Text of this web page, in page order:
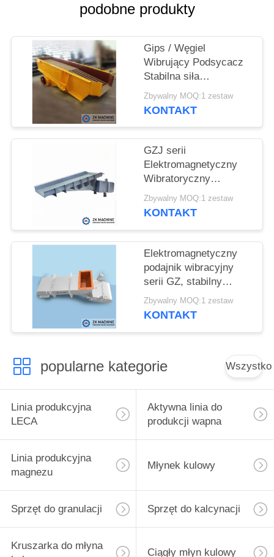
POPROSIĆ
WYCENĘ
PRYWATNOŚCI
podobne produkty
Gips / Węgiel
Wibrujący Podsycacz
Stabilna siła
wibracyjna, Wibrujący
podsycacz
Zbywalny MOQ:1 zestaw
KONTAKT
GZJ serii
Elektromagnetyczny
Wibratoryczny
Podsycacz, Stabilny
bieg Silna siła wibracja
Zbywalny MOQ:1 zestaw
KONTAKT
Elektromagnetyczny
podajnik wibracyjny
serii GZ, stabilny
podajnik wibracyjny do
metalurgii
Zbywalny MOQ:1 zestaw
KONTAKT
popularne kategorie Wszystko
Linia produkcyjna
LECA
Aktywna linia do
produkcji wapna
Linia produkcyjna
magnezu
Młynek kulowy
Sprzęt do granulacji Sprzęt do kalcynacji
Kruszarka do młyna
Ciągły młyn kulowy